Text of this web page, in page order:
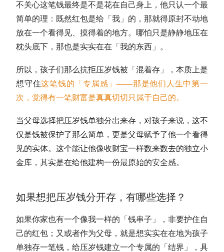
不关心这笔钱最终是不是花在自己身上，他只认一个最
简单的理：既然红包是给「我」的，那就得原封不动地
放在一个看得见、摸得着的地方。哪怕只是静静地压在
枕头底下，那也是实实在在「我的东西」。
所以，孩子们那么抗拒压岁钱被「混着存」，本质上是
想守住这笔钱的「专属感」——那是他们人生中第一
次，觉得有一笔财富是真真切切只属于自己的。
当父母选择把压岁钱单独分出来存，对孩子来说，这不
仅是钱被保护了那么简单，更是父母赋予了他一个看得
见的实体。这个能让他像收财宝一样数来数去的独立小
金库，其实是在给他建构一份最原始的安全感。
如果想把压岁钱分开存，有哪些选择？
如果你家也有一个像我一样的「钱串子」，非要护住自
己的红包；又或者作为父母，就是想实实在在地为孩子
单独存一笔钱，给压岁钱建立一个专属的「结界」，具